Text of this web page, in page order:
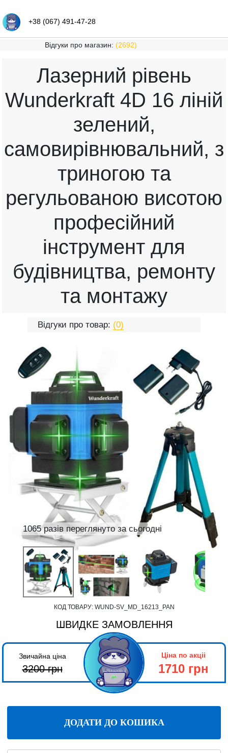
+38 (067) 491-47-28
Відгуки про магазин: (2692)
Лазерний рівень
Wunderkraft 4D 16 ліній
зелений,
самовирівнювальний, з
триногою та
регульованою висотою
професійний
інструмент для
будівництва, ремонту
та монтажу
Відгуки про товар: (0)
1065 разів переглянуто за сьогодні
КОД ТОВАРУ: WUND-SV_MD_16213_PAN
ШВИДКЕ ЗАМОВЛЕННЯ
Звичайна ціна
3200грн
Ціна по акціі
1710 грн
ДОДАТИ ДО КОШИКА